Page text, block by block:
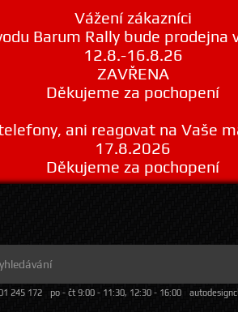
Vážení zákazníci
Barum Rally bude prodejna
12.8.-16.8.26
ZAVŘENA
Děkujeme za pochopení
ani reagovat na Vaše
17.8.2026
Děkujeme za pochopení
245 172 po - čt 9:00 - 11:30, 12:30 - 16:00